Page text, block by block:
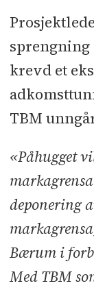
krevd et
TBM
«Påhugget
deponering
Bærum i
Med TBM